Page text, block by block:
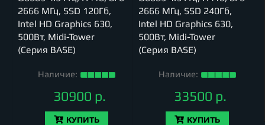
2666 МГц, SSD 120Гб,
Intel HD Graphics 630,
500Вт, Midi-Tower
(Серия BASE)
Наличие:
30900 р.
КУПИТЬ
2666 МГц, SSD 240Гб,
Intel HD Graphics 630,
500Вт, Midi-Tower
(Серия BASE)
Наличие:
33500 р.
КУПИТЬ